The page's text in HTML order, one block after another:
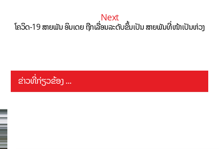
Next
ໂຄວິດ-19 ສາຍພັນ ອິນເດຍ ຖືກເລື່ອນລະດັບຂຶ້ນເປັນ ສາຍພັນທີ່ໜ້າເປັນຫ່ວງ
ຂ່າວທີ່ກ່ຽວຂ້ອງ ...